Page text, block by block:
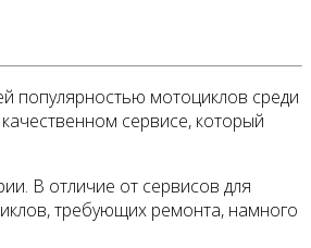
популярностью мотоциклов среди
сервисе, который
В отличие от сервисов для
требующих ремонта, намного